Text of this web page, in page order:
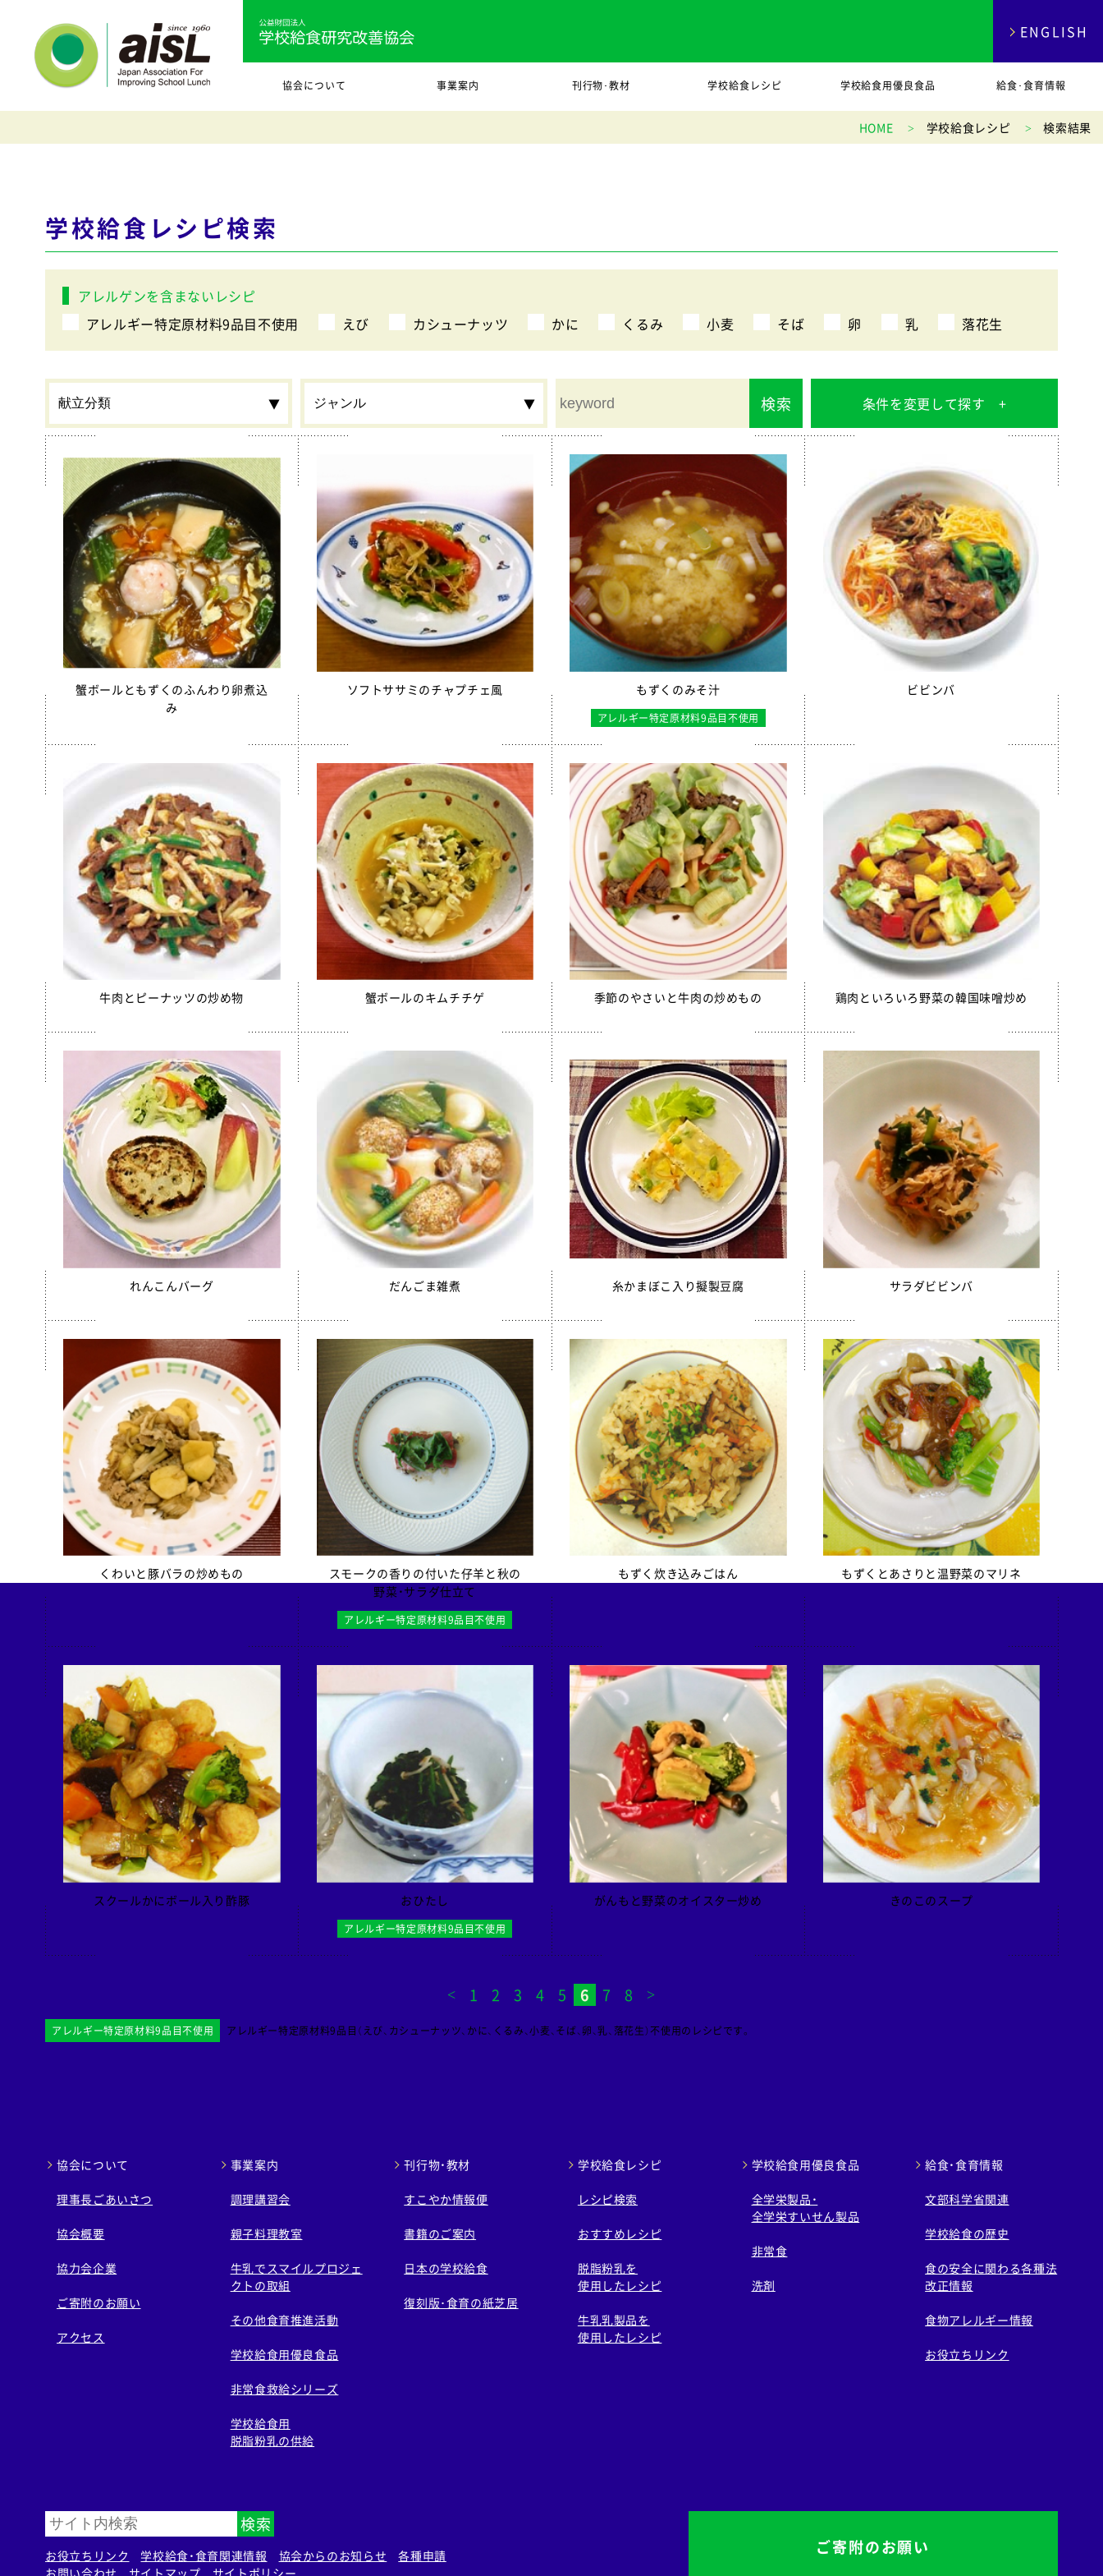
協会について 事業案内 刊行物･教材 学校給食レシピ 学校給食用優良食品 給食･食育情報
ENGLISH
HOME 学校給食レシピ 検索結果
学校給食レシピ検索
アレルゲンを含まないレシピ
アレルギー特定原材料9品目不使用
えび カシューナッツ かに くるみ 小麦 そば 卵 乳 落花生
検索 条件を変更して探す
食材
栄養素 カルシウム 鉄分 食物繊維
季節・行事食 春 夏 秋 冬 行事食
郷土料理
全学栄製品
全学栄 豚レバーチップ
蒸し挽き割り大豆
えごまふりかけ
【只今休売中】菜の花ふりかけ
沖縄パインゼリー
すだちゼリー
ブルーベリーゼリーCFE
北海道シュレッドチーズ
給食用 毎日骨太 MBP® ベビーチーズ
クラスメイト
うの花コロッケ（ひじき入り）
スクールチーズフォンデュサンドコロッケ
白花豆コロッケ
全学栄 かぼちゃチーズフライ
【只今休売中】全学栄 黒豆さつま
ソフトササミフレーク
ほぐしささみ（水煮）
美ら海育ちもずく
【只今休売中】青大豆ペースト
白花豆&白いんげん豆ペースト
スクールがんもどき（Ca・Fe）
スクール糸かまぼこ
スクールちくわ
【只今休売中】スクールかにボール
全学栄 枝豆とじゃこの元気ボール
全学栄 野菜ミックスボール
全学栄 ニューミートップ
検索
蟹ボールともずくのふんわり卵煮込
み
ソフトササミのチャプチェ風 もずくのみそ汁
アレルギー特定原材料9品目不使用
ビビンバ
牛肉とピーナッツの炒め物 蟹ボールのキムチチゲ 季節のやさいと牛肉の炒めもの 鶏肉といろいろ野菜の韓国味噌炒め
れんこんバーグ だんごま雑煮 糸かまぼこ入り擬製豆腐 サラダビビンバ
くわいと豚バラの炒めもの
スモークの香りの付いた仔羊と秋の
野菜・サラダ仕立て
アレルギー特定原材料9品目不使用
もずく炊き込みごはん もずくとあさりと温野菜のマリネ
スクールかにボール入り酢豚 おひたし
アレルギー特定原材料9品目不使用
がんもと野菜のオイスター炒め きのこのスープ
1 2 3 4 5 6 7 8
アレルギー特定原材料9品目不使用 アレルギー特定原材料9品目（えび、カシューナッツ、かに、くるみ、小麦、そば、卵、乳、落花生）不使用のレシピです。
協会について
理事長ごあいさつ
協会概要
協力会企業
ご寄附のお願い
アクセス
事業案内
調理講習会
親子料理教室
牛乳でスマイルプロジェ
クトの取組
その他食育推進活動
学校給食用優良食品
非常食救給シリーズ
学校給食用
脱脂粉乳の供給
刊行物・教材
すこやか情報便
書籍のご案内
日本の学校給食
復刻版･食育の紙芝居
学校給食レシピ
レシピ検索
おすすめレシピ
脱脂粉乳を
使用したレシピ
牛乳乳製品を
使用したレシピ
学校給食用優良食品
全学栄製品・
全学栄すいせん製品
非常食
洗剤
給食・食育情報
文部科学省関連
学校給食の歴史
食の安全に関わる各種法
改正情報
食物アレルギー情報
お役立ちリンク
検索
お役立ちリンク 学校給食・食育関連情報 協会からのお知らせ
各種申請
ご寄附のお願い